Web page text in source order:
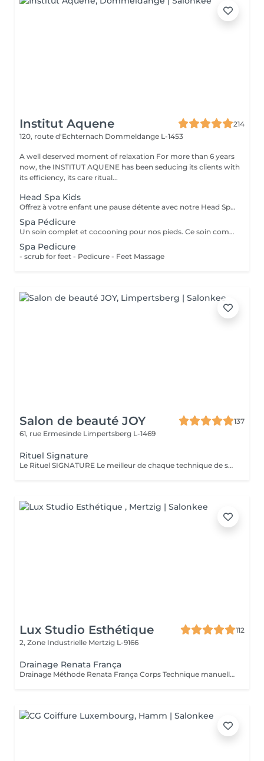
Institut Aquene
214
120, route d'Echternach Dommeldange L-1453
A well deserved moment of relaxation For more than 6 years
now, the INSTITUT AQUENE has been seducing its clients with
its efficiency, its care ritual...
Head Spa Kids
Offrez à votre enfant une pause détente avec notre Head Spa Kids, un soin de 30 min spécialement conçu pour les jeunes de 10 à 13 ans. Ce rituel doux et apaisant prend soin de leur cuir chevelu tout en leur offrant un moment de relaxation adapté à leur âge. Ce soin comprend - Nettoyage délicat: Un lavage doux adapté aux cheveux et cuir chevelu des enfants. - Massage relaxant: Une gestuelle apaisante pour favoriser la détente et stimuler la microcirculation. - Hydratation légère: des produits respectueux, spécialement choisis pour nourrir et protéger leurs cheveux. Un sèche cheveux et des brosses sont mis à sa disposition pour que votre enfant ne sorte pas avec la tête mouillée
Spa Pédicure
Un soin complet et cocooning pour nos pieds. Ce soin comprend: - Un gommage - Une pédicure afin de soigner les ongles et les callosités des pieds - un massage (plus long que dans nos simple prestations de pédicure)
Spa Pedicure
- scrub for feet - Pedicure - Feet Massage
Salon de beauté JOY
137
61, rue Ermesinde Limpertsberg L-1469
Rituel Signature
Le Rituel SIGNATURE Le meilleur de chaque technique de soin pour apporter un profond bien-être à l'ensemble du corps. Textures et fragrances personnalisées, un soin façonné sur-mesure. Le rituel signature est un soin très complet qui apporte à la peau une hydratation intense grâce au gommage modelant, associé à un large choix d'essences d'estime utilisé lors d'un modelage relaxant aux mouvements lents, fluides, enveloppants et harmonieux. Il procure une détente profonde et surtout une harmonisation globale de tout l'être.
Lux Studio Esthétique
112
2, Zone Industrielle Mertzig L-9166
Drainage Renata França
Drainage Méthode Renata França Corps Technique manuelle brésilienne reconnue pour ses résultats immédiats. Grâce à des manuvres fermes et rythmées, ce soin stimule le système lymphatique, aide à éliminer les toxines et réduit la rétention d'eau. Bienfaits : Jambes légères dès la première séance Réduction des gonflements Silhouette visiblement affinée Sensation de bien-être et de légèreté Idéal en cure pour des résultats durables. Miracle Touch Visage Métode Renata França Soin facial drainant et remodelant offrant un effet lifting naturel immédiat. Il décongestionne le visage, réduit les poches et redonne éclat et fraîcheur à la peau. Bienfaits : Réduction des poches et cernes Visage plus lumineux et reposé Effet liftant naturel Détente profonde Parfait avant un événement ou en cure régulière.